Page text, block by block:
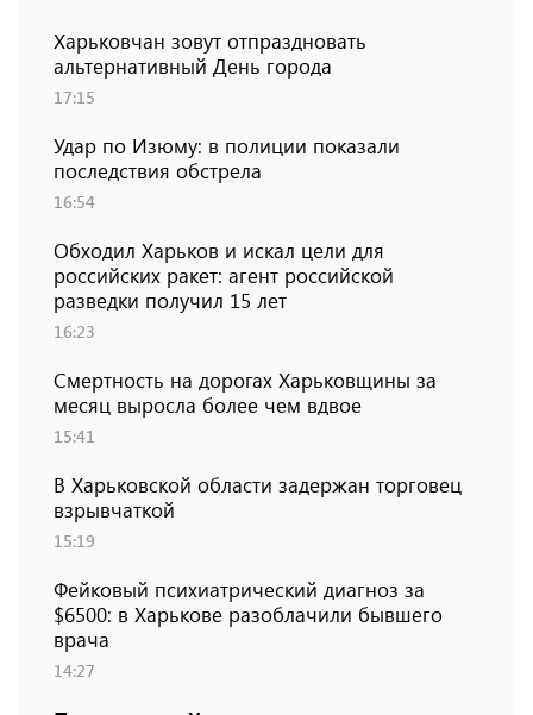
Харьковчан зовут отпраздновать
альтернативный День города
17:15
Удар по Изюму: в полиции показали
последствия обстрела
16:54
Обходил Харьков и искал цели для
российских ракет: агент российской
разведки получил 15 лет
16:23
Смертность на дорогах Харьковщины за
месяц выросла более чем вдвое
15:41
В Харьковской области задержан торговец
взрывчаткой
15:19
Фейковый психиатрический диагноз за
$6500: в Харькове разоблачили бывшего
врача
14:27